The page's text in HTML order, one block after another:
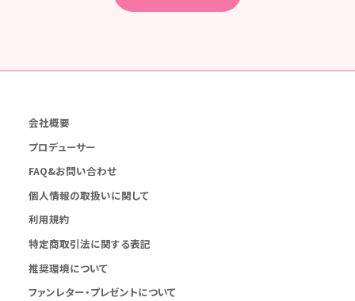
会社概要
プロデューサー
FAQ&お問い合わせ
個人情報の取扱いに関して
利用規約
特定商取引法に関する表記
推奨環境について
ファンレター・プレゼントについて